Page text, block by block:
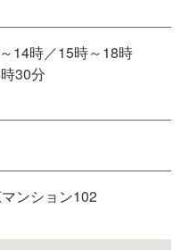
14時／15時～18時
30分
ンション102